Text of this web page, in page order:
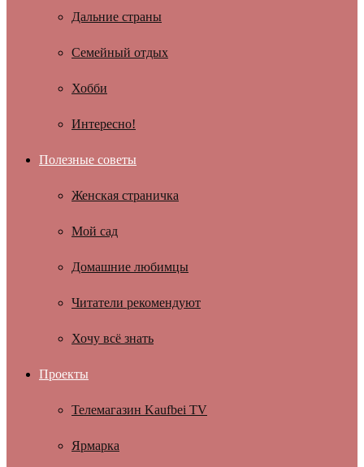
Дальние страны
Семейный отдых
Хобби
Интересно!
Полезные советы
Женская страничка
Мой сад
Домашние любимцы
Читатели рекомендуют
Хочу всё знать
Проекты
Телемагазин Kaufbei TV
Ярмарка